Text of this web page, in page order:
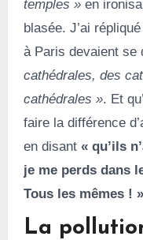
temples »en
blasée. J’ai
à Paris devaient se
cathédrales, des
cathédrales ». Et
faire la différence
en disant « qu’ils
je me perds dans
Tous les mêmes ! »
La